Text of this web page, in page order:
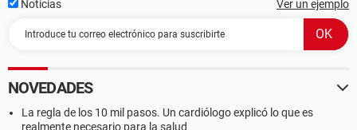
Noticias Ver un ejemplo
NOVEDADES
La regla de los 10 mil pasos. Un cardiólogo explicó lo que es
realmente necesario para la salud